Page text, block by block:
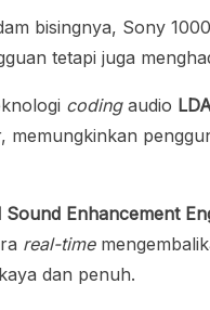
bisingnya, Sony
tetapi juga
codingaudio
memungkinkan
Sound Enhancement
real-time
dan penuh.